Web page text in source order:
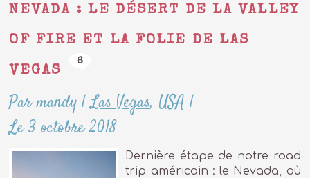
NEVADA : LE DÉSERT DE LA VALLEY
OF FIRE ET LA FOLIE DE LAS
VEGAS
6
Par mandy |Las Vegas, USA|
Le 3 octobre 2018
Dernière étape de notre road
trip américain : le Nevada, où